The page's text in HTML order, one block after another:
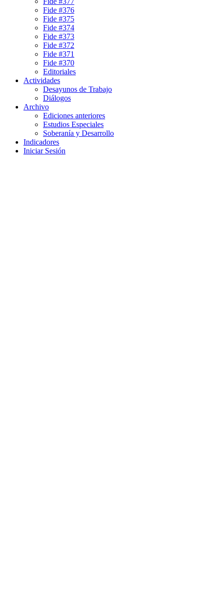
Fide #376
Fide #375
Fide #374
Fide #373
Fide #372
Fide #371
Fide #370
Editoriales
Actividades
Desayunos de Trabajo
Diálogos
Archivo
Ediciones anteriores
Estudios Especiales
Soberanía y Desarrollo
Indicadores
Iniciar Sesión